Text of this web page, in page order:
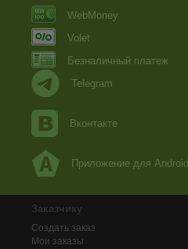
WebMoney
Volet
Безналичный платеж
Telegram
Вконтакте
Приложение для Android
Заказчику
Создать заказ
Мои заказы